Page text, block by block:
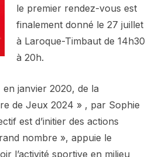
le premier rendez-vous est
finalement donné le 27 juillet
à Laroque-Timbaut de 14h30
à 20h.
en janvier 2020, de la
de Jeux 2024 » , par Sophie
est d’initier des actions
nombre », appuie le
l’activité sportive en milieu